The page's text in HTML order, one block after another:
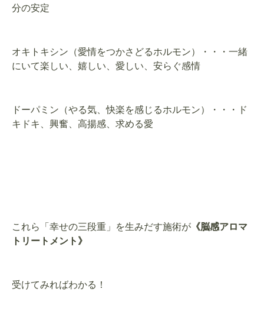
分の安定
オキトキシン（愛情をつかさどるホルモン）・・・一緒
にいて楽しい、嬉しい、愛しい、安らぐ感情
ドーパミン（やる気、快楽を感じるホルモン）・・・ド
キドキ、興奮、高揚感、求める愛
これら「幸せの三段重」を生みだす施術が 《脳感アロマ
トリートメント》
受けてみればわかる！